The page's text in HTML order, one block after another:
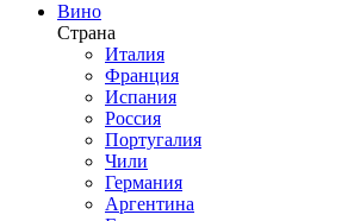
Вино
Страна
Италия
Франция
Испания
Россия
Португалия
Чили
Германия
Аргентина